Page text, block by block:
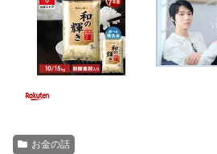
お金の話